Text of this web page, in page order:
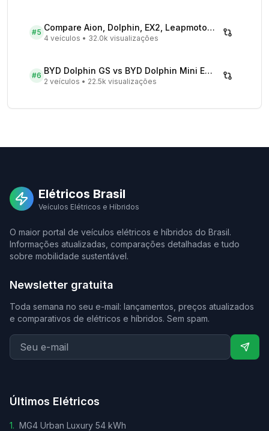
#5 Compare Aion, Dolphin, EX2, Leapmotor 2026 | Veículos Elétricos
4 veículos • 32.0k visualizações
#6 BYD Dolphin GS vs BYD Dolphin Mini EV - Comparativo Completo
2 veículos • 22.5k visualizações
Elétricos Brasil
Veículos Elétricos e Híbridos
O maior portal de veículos elétricos e híbridos do Brasil.
Informações atualizadas, comparações detalhadas e tudo
sobre mobilidade sustentável.
Newsletter gratuita
Toda semana no seu e-mail: lançamentos, preços atualizados
e comparativos de elétricos e híbridos. Sem spam.
Últimos Elétricos
1. MG4 Urban Luxury 54 kWh